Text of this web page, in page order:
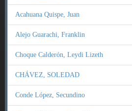
Acahuana Quispe, Juan
Alejo Guarachi, Franklin
Choque Calderón, Leydi Lizeth
CHÁVEZ, SOLEDAD
Conde López, Secundino